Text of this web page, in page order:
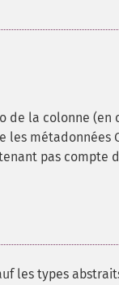
de la colonne (en
les
pas compte
les types